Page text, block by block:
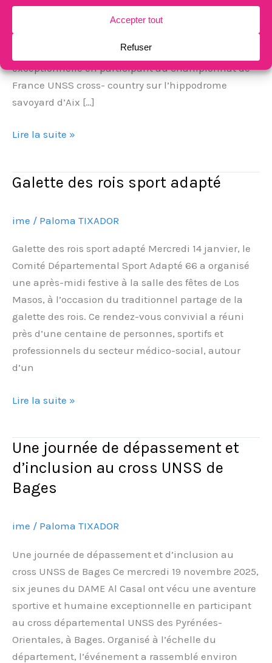
partagé Ce mercredi 4 février 2026, l’équipe en sport
partagé composée de Énora, Félix , Ruben et
Benjamin a vécu une aventure sportive et humaine
exceptionnelle en participant au championnat de
France UNSS cross- country sur l’hippodrome
savoyard d’Aix […]
Lire la suite »
Galette des rois sport adapté
ime / Paloma TIXADOR
Galette des rois sport adapté Mercredi 14 janvier, le
Comité Départemental Sport Adapté 66 a organisé
une après-midi festive à la salle des fêtes de Los
Masos, à l’occasion du traditionnel partage de la
galette des rois. Ce rendez-vous convivial a réuni
près d’une centaine de personnes, sportifs et
professionnels du secteur médico-social, autour
d’un
Galette
adapté
Lire la suite »
Une journée de dépassement et
d’inclusion au cross UNSS de
Bages
ime / Paloma TIXADOR
Une journée de dépassement et d’inclusion au
cross UNSS de Bages Ce mercredi 19 novembre 2025,
six jeunes du DAME Al Casal ont vécu une aventure
sportive et humaine exceptionnelle en participant
au cross départemental UNSS des Pyrénées-
Orientales, à Bages. Organisé à l’échelle du
département, l’événement a rassemblé environ
Une
journée
de
dépassement
d’inclusion